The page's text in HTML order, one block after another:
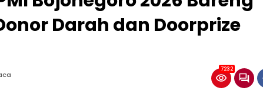
Darah dan Doorprize
7232